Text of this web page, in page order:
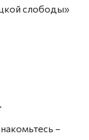
слободы»
–